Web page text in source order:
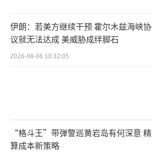
伊朗：若美方继续干预 霍尔木兹海峡协
议就无法达成 美威胁成绊脚石
2026-08-06 10:32:05
“格斗王”带弹警巡黄岩岛有何深意 精
算成本新策略